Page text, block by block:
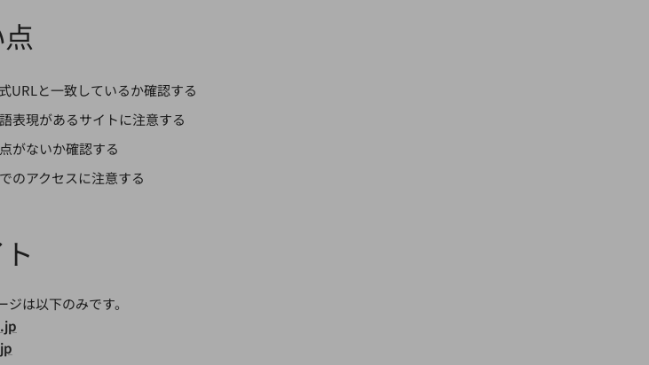
URLと一致しているか確認する
表現があるサイトに注意する
がないか確認する
のアクセスに注意する
は以下のみです。